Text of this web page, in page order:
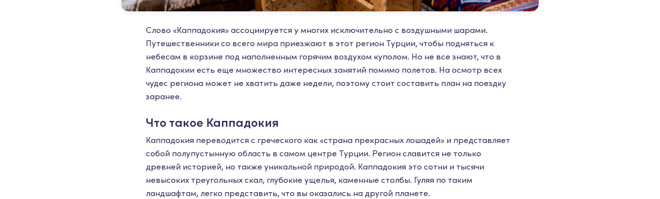
Слово «Каппадокия» ассоциируется у многих исключительно с воздушными шарами.
Путешественники со всего мира приезжают в этот регион Турции, чтобы подняться к
небесам в корзине под наполненным горячим воздухом куполом. Но не все знают, что в
Каппадокии есть еще множество интересных занятий помимо полетов. На осмотр всех
чудес региона может не хватить даже недели, поэтому стоит составить план на поездку
заранее.
Что такое Каппадокия
Каппадокия переводится с греческого как «страна прекрасных лошадей» и представляет
собой полупустынную область в самом центре Турции. Регион славится не только
древней историей, но также уникальной природой. Каппадокия это сотни и тысячи
невысоких треугольных скал, глубокие ущелья, каменные столбы. Гуляя по таким
ландшафтам, легко представить, что вы оказались на другой планете.